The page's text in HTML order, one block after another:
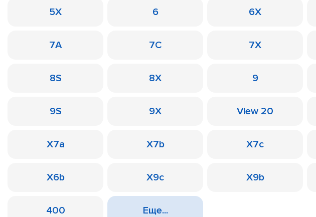
5X 6 6X
7A 7C 7X
8S 8X 9
9S 9X View 20
X7a X7b X7c
X6b X9c X9b
400 Еще...